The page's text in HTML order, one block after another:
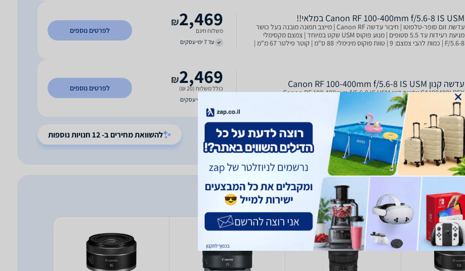
Canon RF 100-400mm f/5.6-8 IS USM במלאי!!
עדשת זום סופר-טלפוטו | חיבור עדשה Canon RF | מייצב תמונה מובנה בעל כושר
מניעת רעידות עד 5.5 סטופים | מנוע פוקוס USM שקט במיוחד | צמצם מקסימלי
F/5.6-8 | כמות להבי צמצם: 9 | טווח פוקוס מינימלי: 88 ס"מ | קוטר פילטר 67 מ"מ |
2,469
₪
משלוח חינם
עד 7 ימי עסקים
לפרטים נוספים
עדשה קנון Canon RF 100-400mm f/5.6-8 IS USM
CA100400LRFK עדשה קנון Canon RF 100-400mm f/5.6-8 IS USM
2,469
₪
כולל משלוח (20 ₪)
לפרטים נוספים
להשוואת מחירים ב- 12 חנויות נוספות